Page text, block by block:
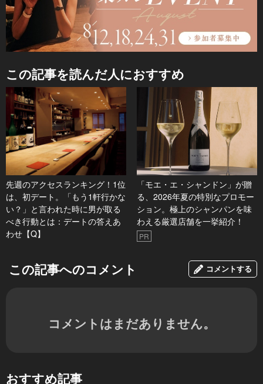
この記事を読んだ人におすすめ
先週のアクセスランキング！1位
は、初デート。「もう1軒行かな
い？」と言われた時に男が取る
べき行動とは：デートの答えあ
わせ【Q】
「モエ・エ・シャンドン」が贈
る、2026年夏の特別なプロモー
ション。極上のシャンパンを味
わえる厳選店舗を一挙紹介！
PR
この記事へのコメント コメントする
コメントはまだありません。
おすすめ記事